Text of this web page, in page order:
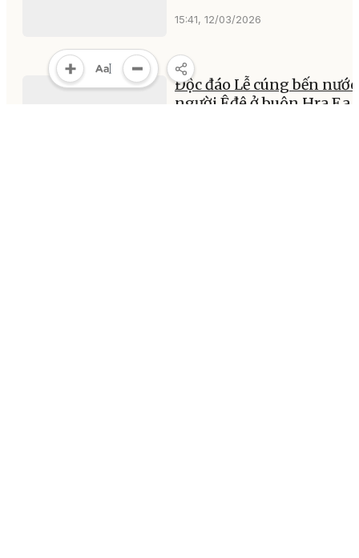
15:41, 12/03/2026
Độc đáo Lễ cúng bến
người Êđê ở buôn Hra Ea